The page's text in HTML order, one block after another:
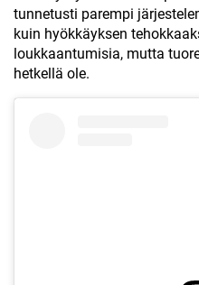
tunnetusti parempi
kuin hyökkäyksen
loukkaantumisia, mutta
hetkellä ole.